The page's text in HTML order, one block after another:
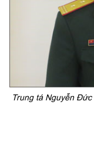
Trung tá Nguyễn